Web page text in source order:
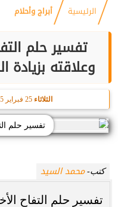
الرئيسية أبراج وأحلام
تفسير حلم
وعلاقته بزيادة
الثلاثاء
تفسير حلم
كتب-محمد السيد
تفسير حلم التفاح